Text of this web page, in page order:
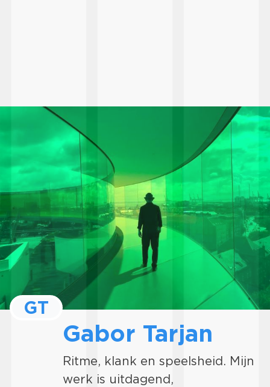
GT
Gabor Tarjan
Ritme, klank en speelsheid. Mijn
werk is uitdagend,